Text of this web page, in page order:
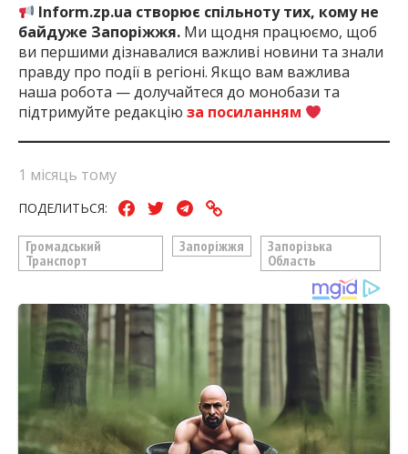
Inform.zp.ua створює спільноту тих, кому не
байдуже Запоріжжя. Ми щодня працюємо, щоб
ви першими дізнавалися важливі новини та знали
правду про події в регіоні. Якщо вам важлива
наша робота — долучайтеся до монобази та
підтримуйте редакцію за посиланням
1 місяць тому
ПОДЕЛИТЬСЯ:
Громадський
Транспорт
Запоріжжя
Запорізька
Область